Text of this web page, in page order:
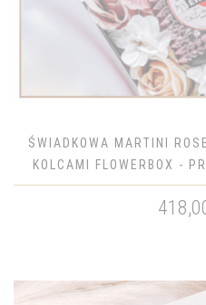
ŚWIADKOWA MARTINI
KOLCAMI FLOWERBOX -